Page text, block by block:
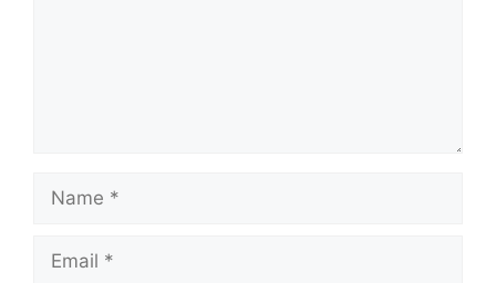
Name
Email